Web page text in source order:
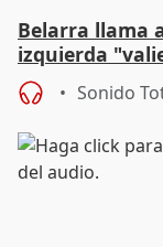
Belarra llama
izquierda
avance de la
Sonido